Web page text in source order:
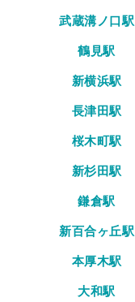
武蔵溝ノ口駅
鶴見駅
新横浜駅
長津田駅
桜木町駅
新杉田駅
鎌倉駅
新百合ヶ丘駅
本厚木駅
大和駅